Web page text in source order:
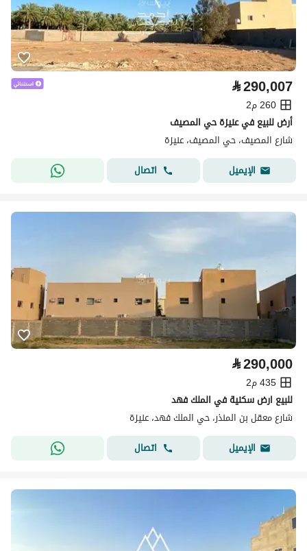
⃁290,007
260 م2
أرض للبيع في عنيزة حي المصيف
شارع المصيف، حي المصيف، عنيزة
الإيميل
اتصال
⃁290,000
435 م2
للبيع ارض سكنية في الملك فهد
شارع معقل بن المنذر، حي الملك فهد، عنيزة
الإيميل
اتصال